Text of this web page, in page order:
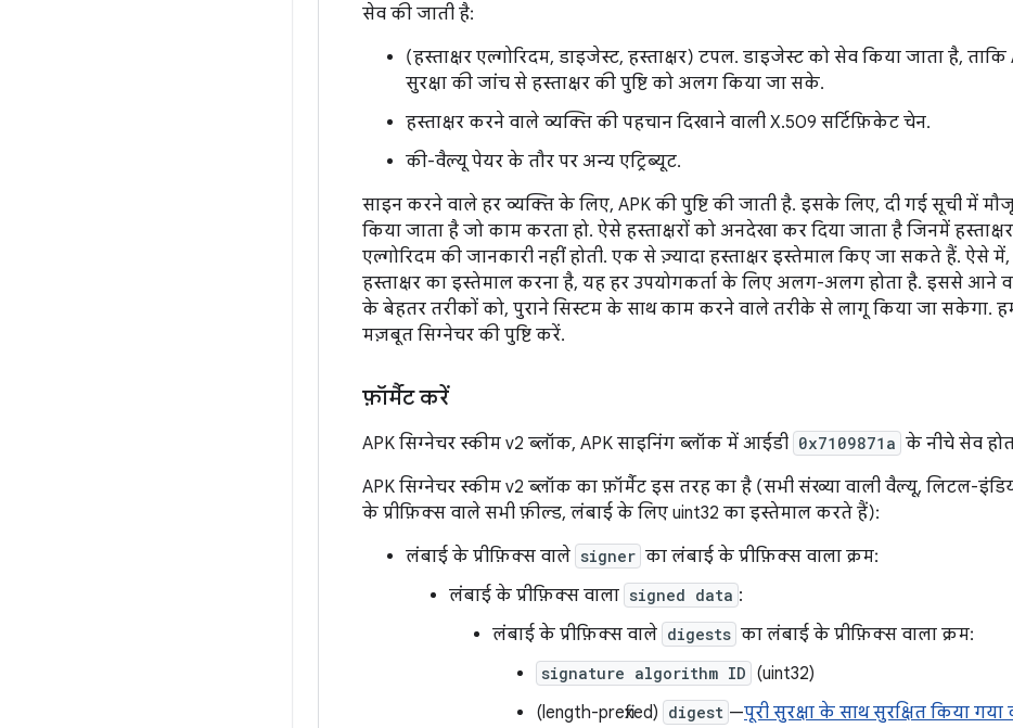
सेव की जाती है:
(हस्ताक्षर एल्गोरिदम, डाइजेस्ट, हस्ताक्षर) टपल. डाइजेस्ट को सेव किया जाता है,
सुरक्षा की जांच से हस्ताक्षर की पुष्टि को अलग किया जा सके.
हस्ताक्षर करने वाले व्यक्ति की पहचान दिखाने वाली X.509 सर्टिफ़िकेट चेन.
की-वैल्यू पेयर के तौर पर अन्य एट्रिब्यूट.
साइन करने वाले हर व्यक्ति के लिए, APK की पुष्टि की जाती है. इसके लिए, दी गई सूची में
किया जाता है जो काम करता हो. ऐसे हस्ताक्षरों को अनदेखा कर दिया जाता है जिनमें
एल्गोरिदम की जानकारी नहीं होती. एक से ज़्यादा हस्ताक्षर इस्तेमाल किए जा सकते हैं. ऐसे
हस्ताक्षर का इस्तेमाल करना है, यह हर उपयोगकर्ता के लिए अलग-अलग होता है. इससे आने
के बेहतर तरीकों को, पुराने सिस्टम के साथ काम करने वाले तरीके से लागू किया जा सकेगा.
मज़बूत सिग्नेचर की पुष्टि करें.
फ़ॉर्मैट करें
APK सिग्नेचर स्कीम v2 ब्लॉक, APK साइनिंग ब्लॉक में आईडी 0x7109871a के नीचे सेव
APK सिग्नेचर स्कीम v2 ब्लॉक का फ़ॉर्मैट इस तरह का है (सभी संख्या वाली वैल्यू, लिटल-
के प्रीफ़िक्स वाले सभी फ़ील्ड, लंबाई के लिए uint32 का इस्तेमाल करते हैं):
लंबाई के प्रीफ़िक्स वाले signer का लंबाई के प्रीफ़िक्स वाला क्रम:
लंबाई के प्रीफ़िक्स वाला signed data :
लंबाई के प्रीफ़िक्स वाले digests का लंबाई के प्रीफ़िक्स वाला क्रम:
signature algorithm ID (uint32)
(length-prefixed) digest —पूरी सुरक्षा के साथ सुरक्षित किया गया